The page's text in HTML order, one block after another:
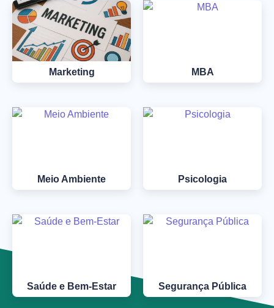
Marketing MBA
Meio Ambiente Psicologia
Saúde e Bem-Estar Segurança Pública